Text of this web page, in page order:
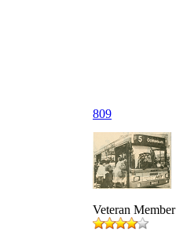
809
Veteran Member